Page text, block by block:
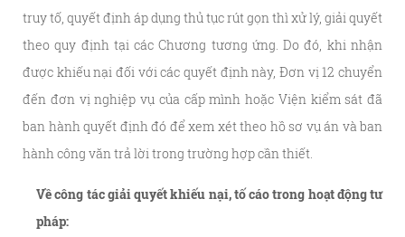
truy tố, quyết định áp dụng thủ tục rút gọn thì xử lý, giải quyết
theo quy định tại các Chương tương ứng. Do đó, khi nhận
được khiếu nại đối với các quyết định này, Đơn vị 12 chuyển
đến đơn vị nghiệp vụ của cấp mình hoặc Viện kiểm sát đã
ban hành quyết định đó để xem xét theo hồ sơ vụ án và ban
hành công văn trả lời trong trường hợp cần thiết.
Về công tác giải quyết khiếu nại, tố cáo trong hoạt động tư
pháp: